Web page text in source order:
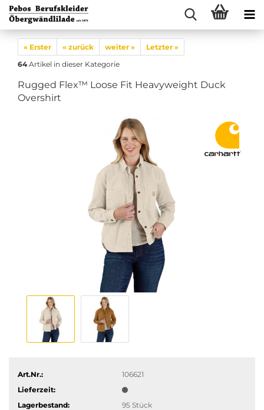
« Erster « zurück weiter »
Letzter »
64Artikel in dieser Kategorie
Rugged Flex™ Loose Fit Heavyweight Duck
Overshirt
Art.Nr.:
106621
Lieferzeit:
Lagerbestand:
95 Stück